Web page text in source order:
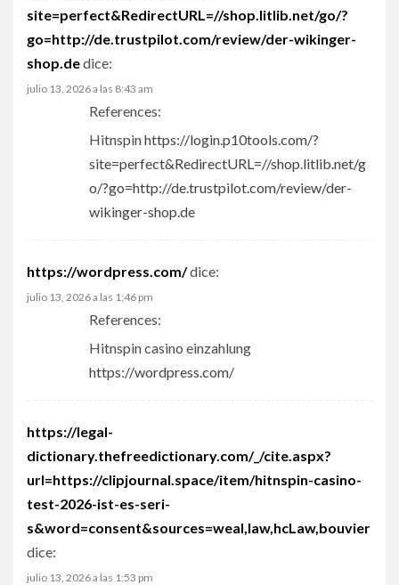
site=perfect&RedirectURL=//shop.litlib.net/go/?
go=http://de.trustpilot.com/review/der-wikinger-
shop.dedice:
julio 13, 2026 a las 8:43 am
References:
Hitnspinhttps://login.p10tools.com/?
site=perfect&RedirectURL=//shop.litlib.net/g
o/?go=http://de.trustpilot.com/review/der-
wikinger-shop.de
https://wordpress.com/dice:
julio 13, 2026 a las 1:46 pm
References:
Hitnspin casino einzahlung
https://wordpress.com/
https://legal-
dictionary.thefreedictionary.com/_/cite.aspx?
url=https://clipjournal.space/item/hitnspin-casino-
test-2026-ist-es-seri-
s&word=consent&sources=weal,law,hcLaw,bouvier
dice:
julio 13, 2026 a las 1:53 pm